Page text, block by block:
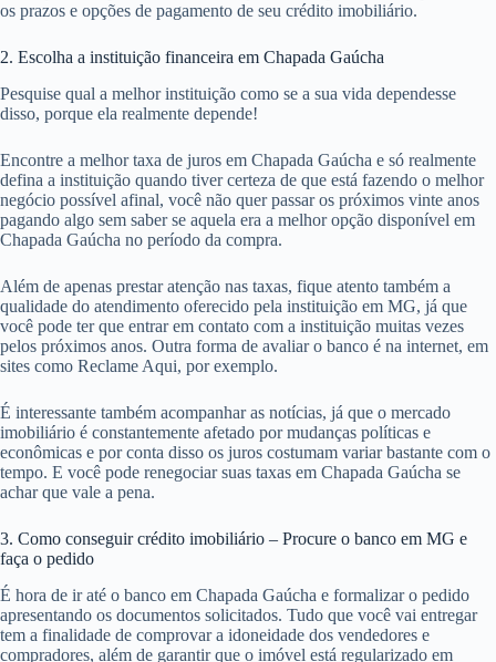
os prazos e opções de pagamento de seu crédito imobiliário.
2. Escolha a instituição financeira em Chapada Gaúcha
Pesquise qual a melhor instituição como se a sua vida dependesse
disso, porque ela realmente depende!
Encontre a melhor taxa de juros em Chapada Gaúcha e só realmente
defina a instituição quando tiver certeza de que está fazendo o melhor
negócio possível afinal, você não quer passar os próximos vinte anos
pagando algo sem saber se aquela era a melhor opção disponível em
Chapada Gaúcha no período da compra.
Além de apenas prestar atenção nas taxas, fique atento também a
qualidade do atendimento oferecido pela instituição em MG, já que
você pode ter que entrar em contato com a instituição muitas vezes
pelos próximos anos. Outra forma de avaliar o banco é na internet, em
sites como Reclame Aqui, por exemplo.
É interessante também acompanhar as notícias, já que o mercado
imobiliário é constantemente afetado por mudanças políticas e
econômicas e por conta disso os juros costumam variar bastante com o
tempo. E você pode renegociar suas taxas em Chapada Gaúcha se
achar que vale a pena.
3. Como conseguir crédito imobiliário – Procure o banco em MG e
faça o pedido
É hora de ir até o banco em Chapada Gaúcha e formalizar o pedido
apresentando os documentos solicitados. Tudo que você vai entregar
tem a finalidade de comprovar a idoneidade dos vendedores e
compradores, além de garantir que o imóvel está regularizado em